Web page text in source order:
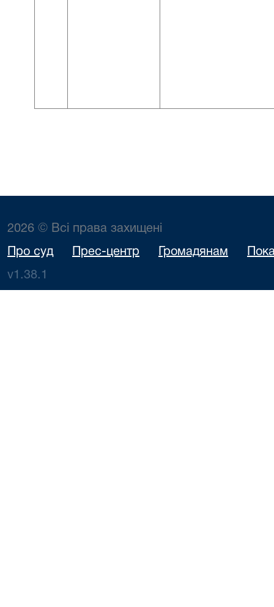
2026 © Всі права захищені
Про суд Прес-центр Громадянам
v1.38.1